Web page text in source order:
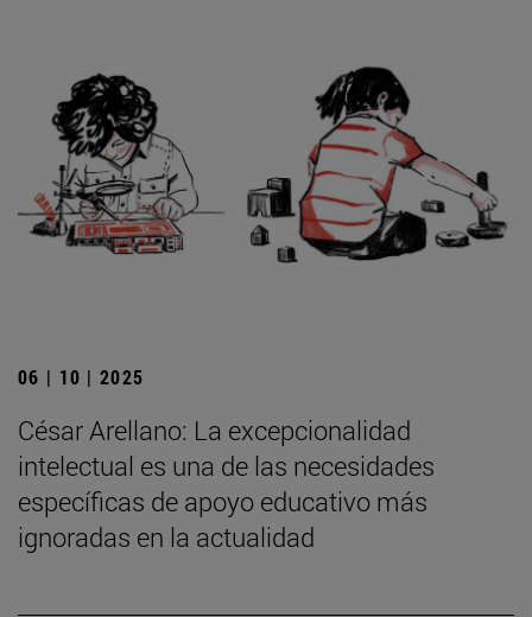
06 | 10 | 2025
César Arellano: La excepcionalidad
intelectual es una de las necesidades
específicas de apoyo educativo más
ignoradas en la actualidad